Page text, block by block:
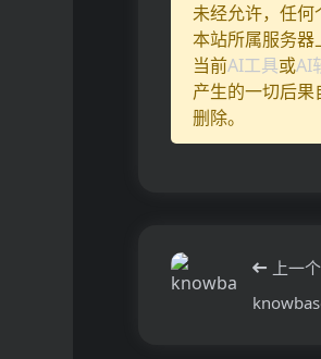
未经允许，任
本站所属服务器
当前AI工具或AI
产生的一切后果
删除。
上一个